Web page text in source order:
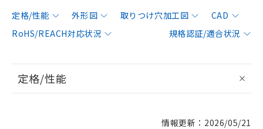
定格/性能 外形図 取りつけ穴加工図
CAD
RoHS/REACH対応状況
規格認証/適合状況
定格/性能
情報更新：2026/05/21